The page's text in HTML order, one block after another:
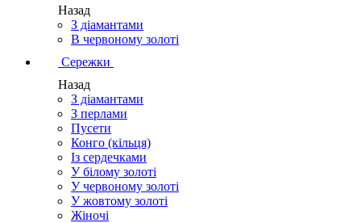
Назад
З діамантами
В червоному золоті
Сережки
Назад
З діамантами
З перлами
Пусети
Конго (кільця)
Із сердечками
У білому золоті
У червоному золоті
У жовтому золоті
Жіночі